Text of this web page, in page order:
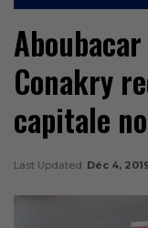
Aboubacar
Conakry
capitale
Last Updated Déc 4,